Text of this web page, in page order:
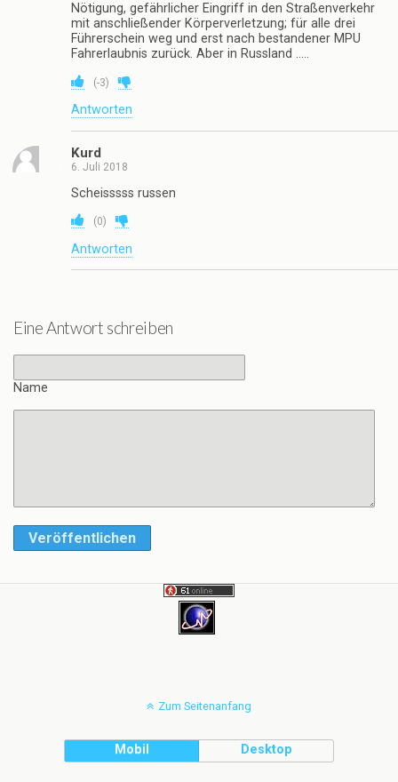
Nötigung, gefährlicher Eingriff in den Straßenverkehr
mit anschließender Körperverletzung; für alle drei
Führerschein weg und erst nach bestandener MPU
Fahrerlaubnis zurück. Aber in Russland …..
(-3)
Antworten
Kurd
6. Juli 2018
Scheisssss russen
(0)
Antworten
Eine Antwort schreiben
Name
Veröffentlichen
Zum Seitenanfang
Mobil Desktop